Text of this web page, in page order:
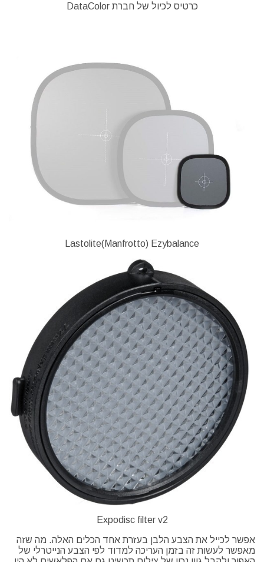
כרטיס לכיול של חברת DataColor
Lastolite(Manfrotto) Ezybalance
Expodisc filter v2
אפשר לכייל את הצבע הלבן בעזרת אחד הכלים האלה. מה שזה
מאפשר לעשות זה בזמן העריכה למדוד לפי הצבע הנייטרלי של